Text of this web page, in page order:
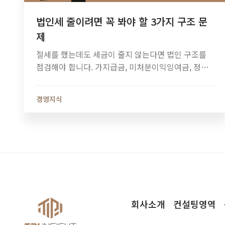
법인세 줄이려면 꼭 봐야 할 3가지 구조 문
제
절세를 했는데도 세금이 줄지 않는다면 법인 구조를
점검해야 합니다. 가지급금, 미처분이익잉여금, 정관
경영지식
회사소개 컨설팅영역